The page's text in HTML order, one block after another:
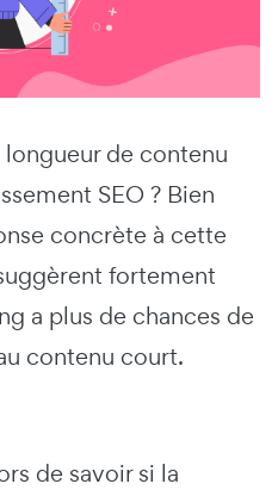
de contenu
SEO ? Bien
concrète à cette
fortement
a plus de chances de
contenu court.
de savoir si la